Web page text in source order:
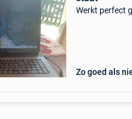
Werkt perfect
Zo goed als